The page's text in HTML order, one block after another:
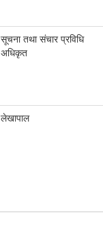
सूचना तथा संचार प्रविधि
अधिकृत
लेखापाल